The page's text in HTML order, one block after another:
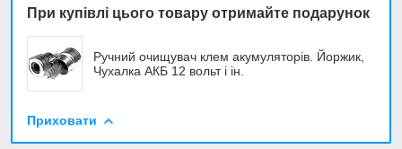
При купівлі цього товару отримайте подарунок
Ручний очищувач клем акумуляторів. Йоржик,
Чухалка АКБ 12 вольт і ін.
Приховати